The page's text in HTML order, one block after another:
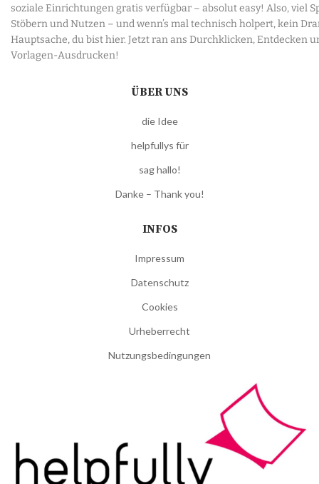
soziale Einrichtungen gratis verfügbar – absolut easy! Also, viel
Stöbern und Nutzen – und wenn’s mal technisch holpert, kein
Hauptsache, du bist hier. Jetzt ran ans Durchklicken, Entdecken
Vorlagen-Ausdrucken!
ÜBER UNS
die Idee
helpfullys für
sag hallo!
Danke – Thank you!
INFOS
Impressum
Datenschutz
Cookies
Urheberrecht
Nutzungsbedingungen